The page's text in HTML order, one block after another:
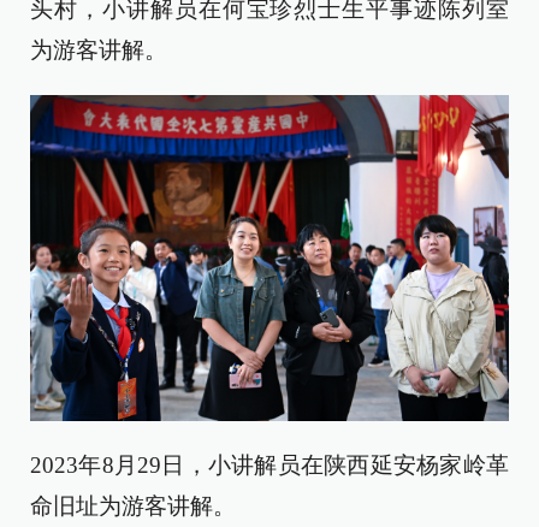
头村，小讲解员在何宝珍烈士生平事迹陈列室
为游客讲解。
2023年8月29日，小讲解员在陕西延安杨家岭革
命旧址为游客讲解。